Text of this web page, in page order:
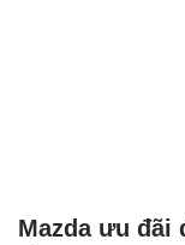
Mazda ưu đãi